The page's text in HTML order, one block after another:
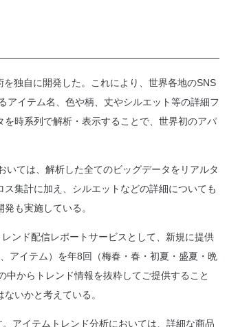
独自に開発した。これにより、世界各地のSNS
アイテム名、色や柄、丈やシルエット等の詳細フ
時系列で解析・表示することで、世界初のアパ
ては、解析した全てのビッグデータをリアルタ
集計に加え、シルエットなどの詳細についても
も実施している。
ンド配信レポートサービスとして、新規に提供
アイテム）を年8回（梅春・春・初夏・盛夏・晩
からトレンド情報を抜粋してご提供すること
いかと考えている。
アイテムトレンド分析においては、詳細な商品